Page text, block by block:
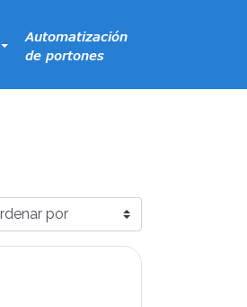
Automatización
de portones